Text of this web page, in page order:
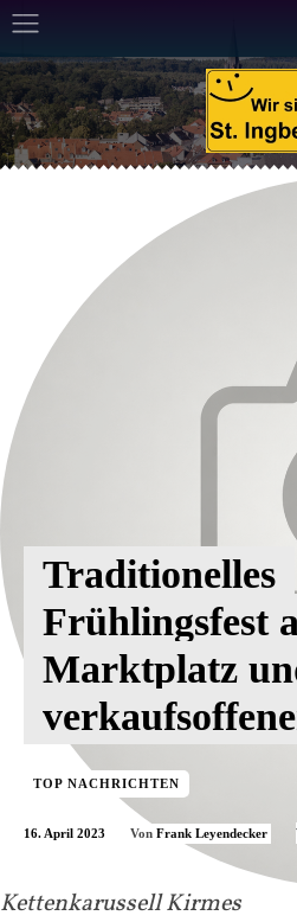
Kettenkarussell Kirmes
Traditionelles
Frühlingsfest
Marktplatz
TOP NACHRICHTEN
16. April 2023 Von Frank Leyendecker